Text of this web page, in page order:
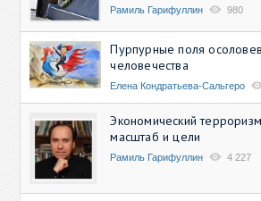
Рамиль Гарифуллин 980
Пурпурные поля
человечества
Елена Кондратьева-Сальгеро
Экономический
масштаб и цели
Рамиль Гарифуллин 4 227